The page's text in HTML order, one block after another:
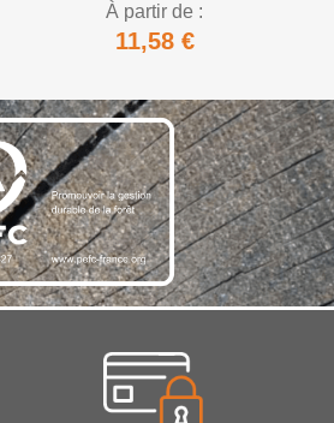
À partir de :
11,58 €